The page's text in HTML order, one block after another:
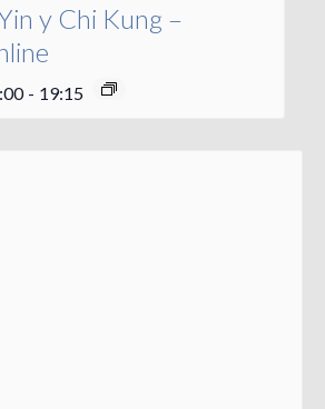
y Chi Kung –
- 19:15